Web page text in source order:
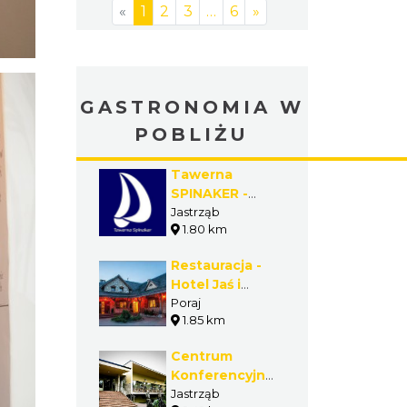
« 1 2 3 … 6 »
GASTRONOMIA W
POBLIŻU
Tawerna
SPINAKER -
Jastrząb -
Gmina Poraj
Jastrząb
1.80 km
Restauracja -
Hotel Jaś i
Małgosia - Poraj
- Gmina Poraj
Poraj
1.85 km
Centrum
Konferencyjno-
Szkoleniowe
Jastrząb